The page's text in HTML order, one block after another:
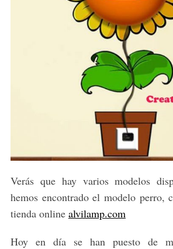
Verás que hay varios modelos
hemos encontrado el modelo
tienda online alvilamp.com
Hoy en día se han puesto de